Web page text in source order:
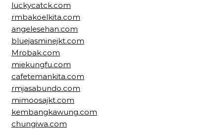
luckycatck.com
rmbakoelkita.com
angelesehan.com
bluejasminejkt.com
Mrobak.com
miekungfu.com
cafetemankita.com
rmjasabundo.com
mimoosajkt.com
kembangkawung.com
chungiwa.com